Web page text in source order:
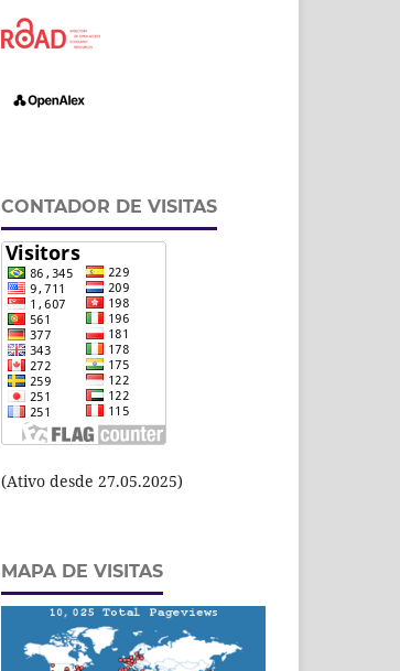
CONTADOR DE VISITAS
(Ativo desde 27.05.2025)
MAPA DE VISITAS